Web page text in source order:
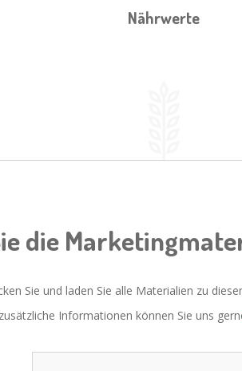
Nährwerte
die
Sie und laden Sie alle Materialien zu
Informationen können Sie uns